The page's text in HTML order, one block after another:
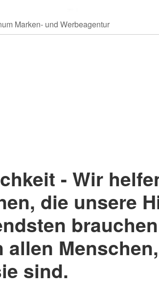
Marken- und Werbeagentur
- Wir
die unsere
allen Menschen,
sind.